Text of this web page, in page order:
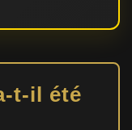
t-il été